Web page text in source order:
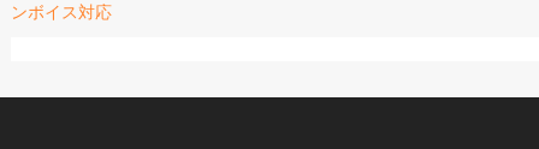
稿
ビ
ンボイス対応